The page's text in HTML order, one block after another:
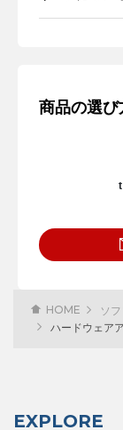
商品の選び
HOME
ソ
ハードウェア
EXPLORE